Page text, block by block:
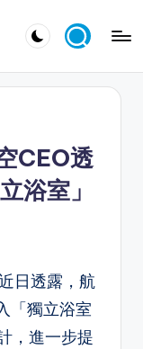
CEO透
浴室」
日透露，航
「獨立浴室
，進一步提